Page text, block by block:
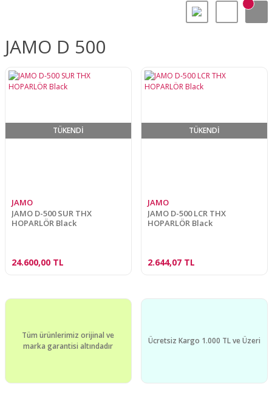
JAMO D 500
TÜKENDİ
JAMO
JAMO D-500 SUR THX
HOPARLÖR Black
24.600,00 TL
TÜKENDİ
JAMO
JAMO D-500 LCR THX
HOPARLÖR Black
2.644,07 TL
Tüm ürünlerimiz orijinal ve
marka garantisi altındadır
Ücretsiz Kargo 1.000 TL ve Üzeri